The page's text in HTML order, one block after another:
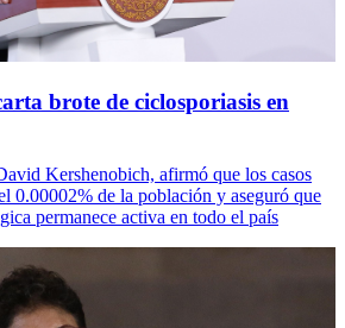
brote de ciclosporiasis en
Kershenobich, afirmó que los casos
0.00002% de la población y aseguró que
permanece activa en todo el país